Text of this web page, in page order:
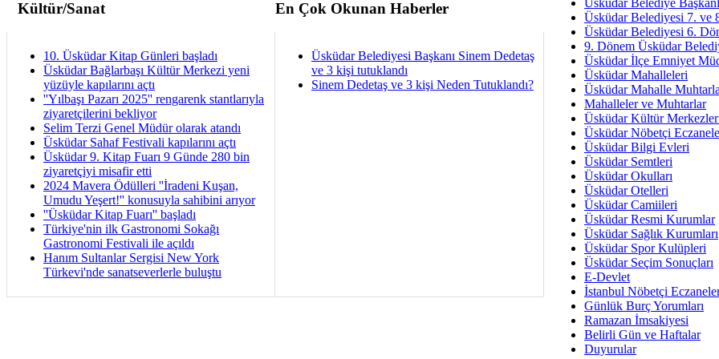
Kültür/Sanat En Çok Okunan Haberler
10. Üsküdar Kitap Günleri başladı
Üsküdar Bağlarbaşı Kültür Merkezi yeni
yüzüyle kapılarını açtı
''Yılbaşı Pazarı 2025'' rengarenk stantlarıyla
ziyaretçilerini bekliyor
Selim Terzi Genel Müdür olarak atandı
Üsküdar Sahaf Festivali kapılarını açtı
Üsküdar 9. Kitap Fuarı 9 Günde 280 bin
ziyaretçiyi misafir etti
2024 Mavera Ödülleri ''İradeni Kuşan,
Umudu Yeşert!'' konusuyla sahibini arıyor
''Üsküdar Kitap Fuarı'' başladı
Türkiye'nin ilk Gastronomi Sokağı
Gastronomi Festivali ile açıldı
Hanım Sultanlar Sergisi New York
Türkevi'nde sanatseverlerle buluştu
Üsküdar Belediyesi Başkanı Sinem Dedetaş
ve 3 kişi tutuklandı
Sinem Dedetaş ve 3 kişi Neden Tutuklandı?
İmar Sorunlarının Genel
Arakan
Bayramın
Ruhsal
Üsküdar
Üsküdar Belediye
Üsküdar Belediyesi 7. ve
Üsküdar Belediyesi 6.
9. Dönem Üsküdar
Üsküdar İlçe Emniyet
Üsküdar Mahalleleri
Üsküdar Mahalle
Mahalleler ve Muhtarlar
Üsküdar Kültür
Üsküdar Nöbetçi
Üsküdar Bilgi Evleri
Üsküdar Semtleri
Üsküdar Okulları
Üsküdar Otelleri
Üsküdar Camiileri
Üsküdar Resmi Kurumlar
Üsküdar Sağlık Kurumları
Üsküdar Spor Kulüpleri
Üsküdar Seçim Sonuçları
E-Devlet
İstanbul Nöbetçi
Günlük Burç Yorumları
Ramazan İmsakiyesi
Belirli Gün ve Haftalar
Duyurular